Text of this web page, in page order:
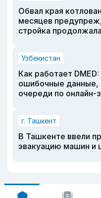
Обвал края
месяцев
стройка
Узбекистан
Как работает
ошибочные данные,
очереди по онлайн-
г. Ташкент
В Ташкенте ввели
эвакуацию машин и